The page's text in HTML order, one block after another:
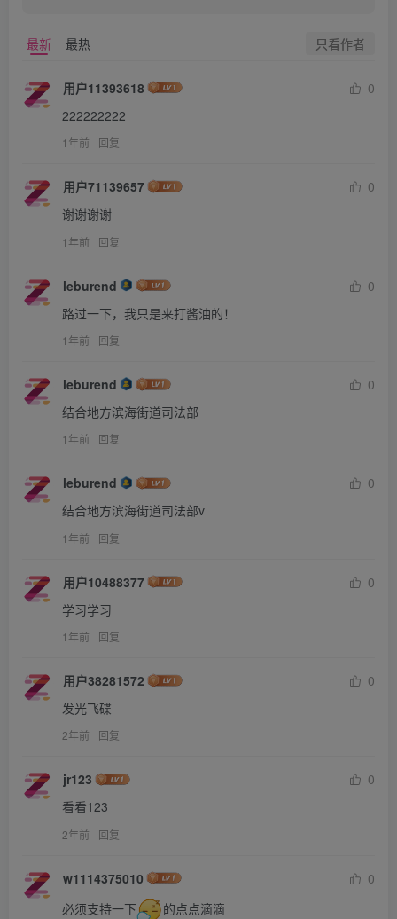
最新 最热 只看作者
用户11393618
0
222222222
1年前 回复
用户71139657
0
谢谢谢谢
1年前 回复
leburend
0
路过一下，我只是来打酱油的！
1年前 回复
leburend
0
结合地方滨海街道司法部
1年前 回复
leburend
0
结合地方滨海街道司法部v
1年前 回复
用户10488377
0
学习学习
1年前 回复
用户38281572
0
发光飞碟
2年前 回复
jr123
0
看看123
2年前 回复
w1114375010
0
必须支持一下
的点点滴滴